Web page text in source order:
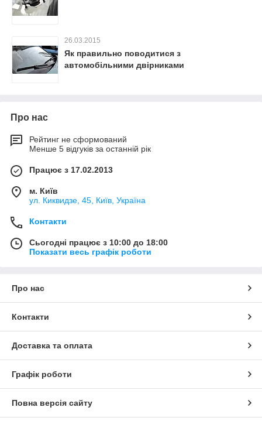
26.03.2015
Як правильно поводитися з
автомобільними двірниками
Про нас
Рейтинг не сформований
Менше 5 відгуків за останній рік
Працює з 17.02.2013
м. Київ
ул. Киквидзе, 45, Київ, Україна
Контакти
Сьогодні працює з 10:00 до 18:00
Показати весь графік роботи
Про нас
Контакти
Доставка та оплата
Графік роботи
Повна версія сайту